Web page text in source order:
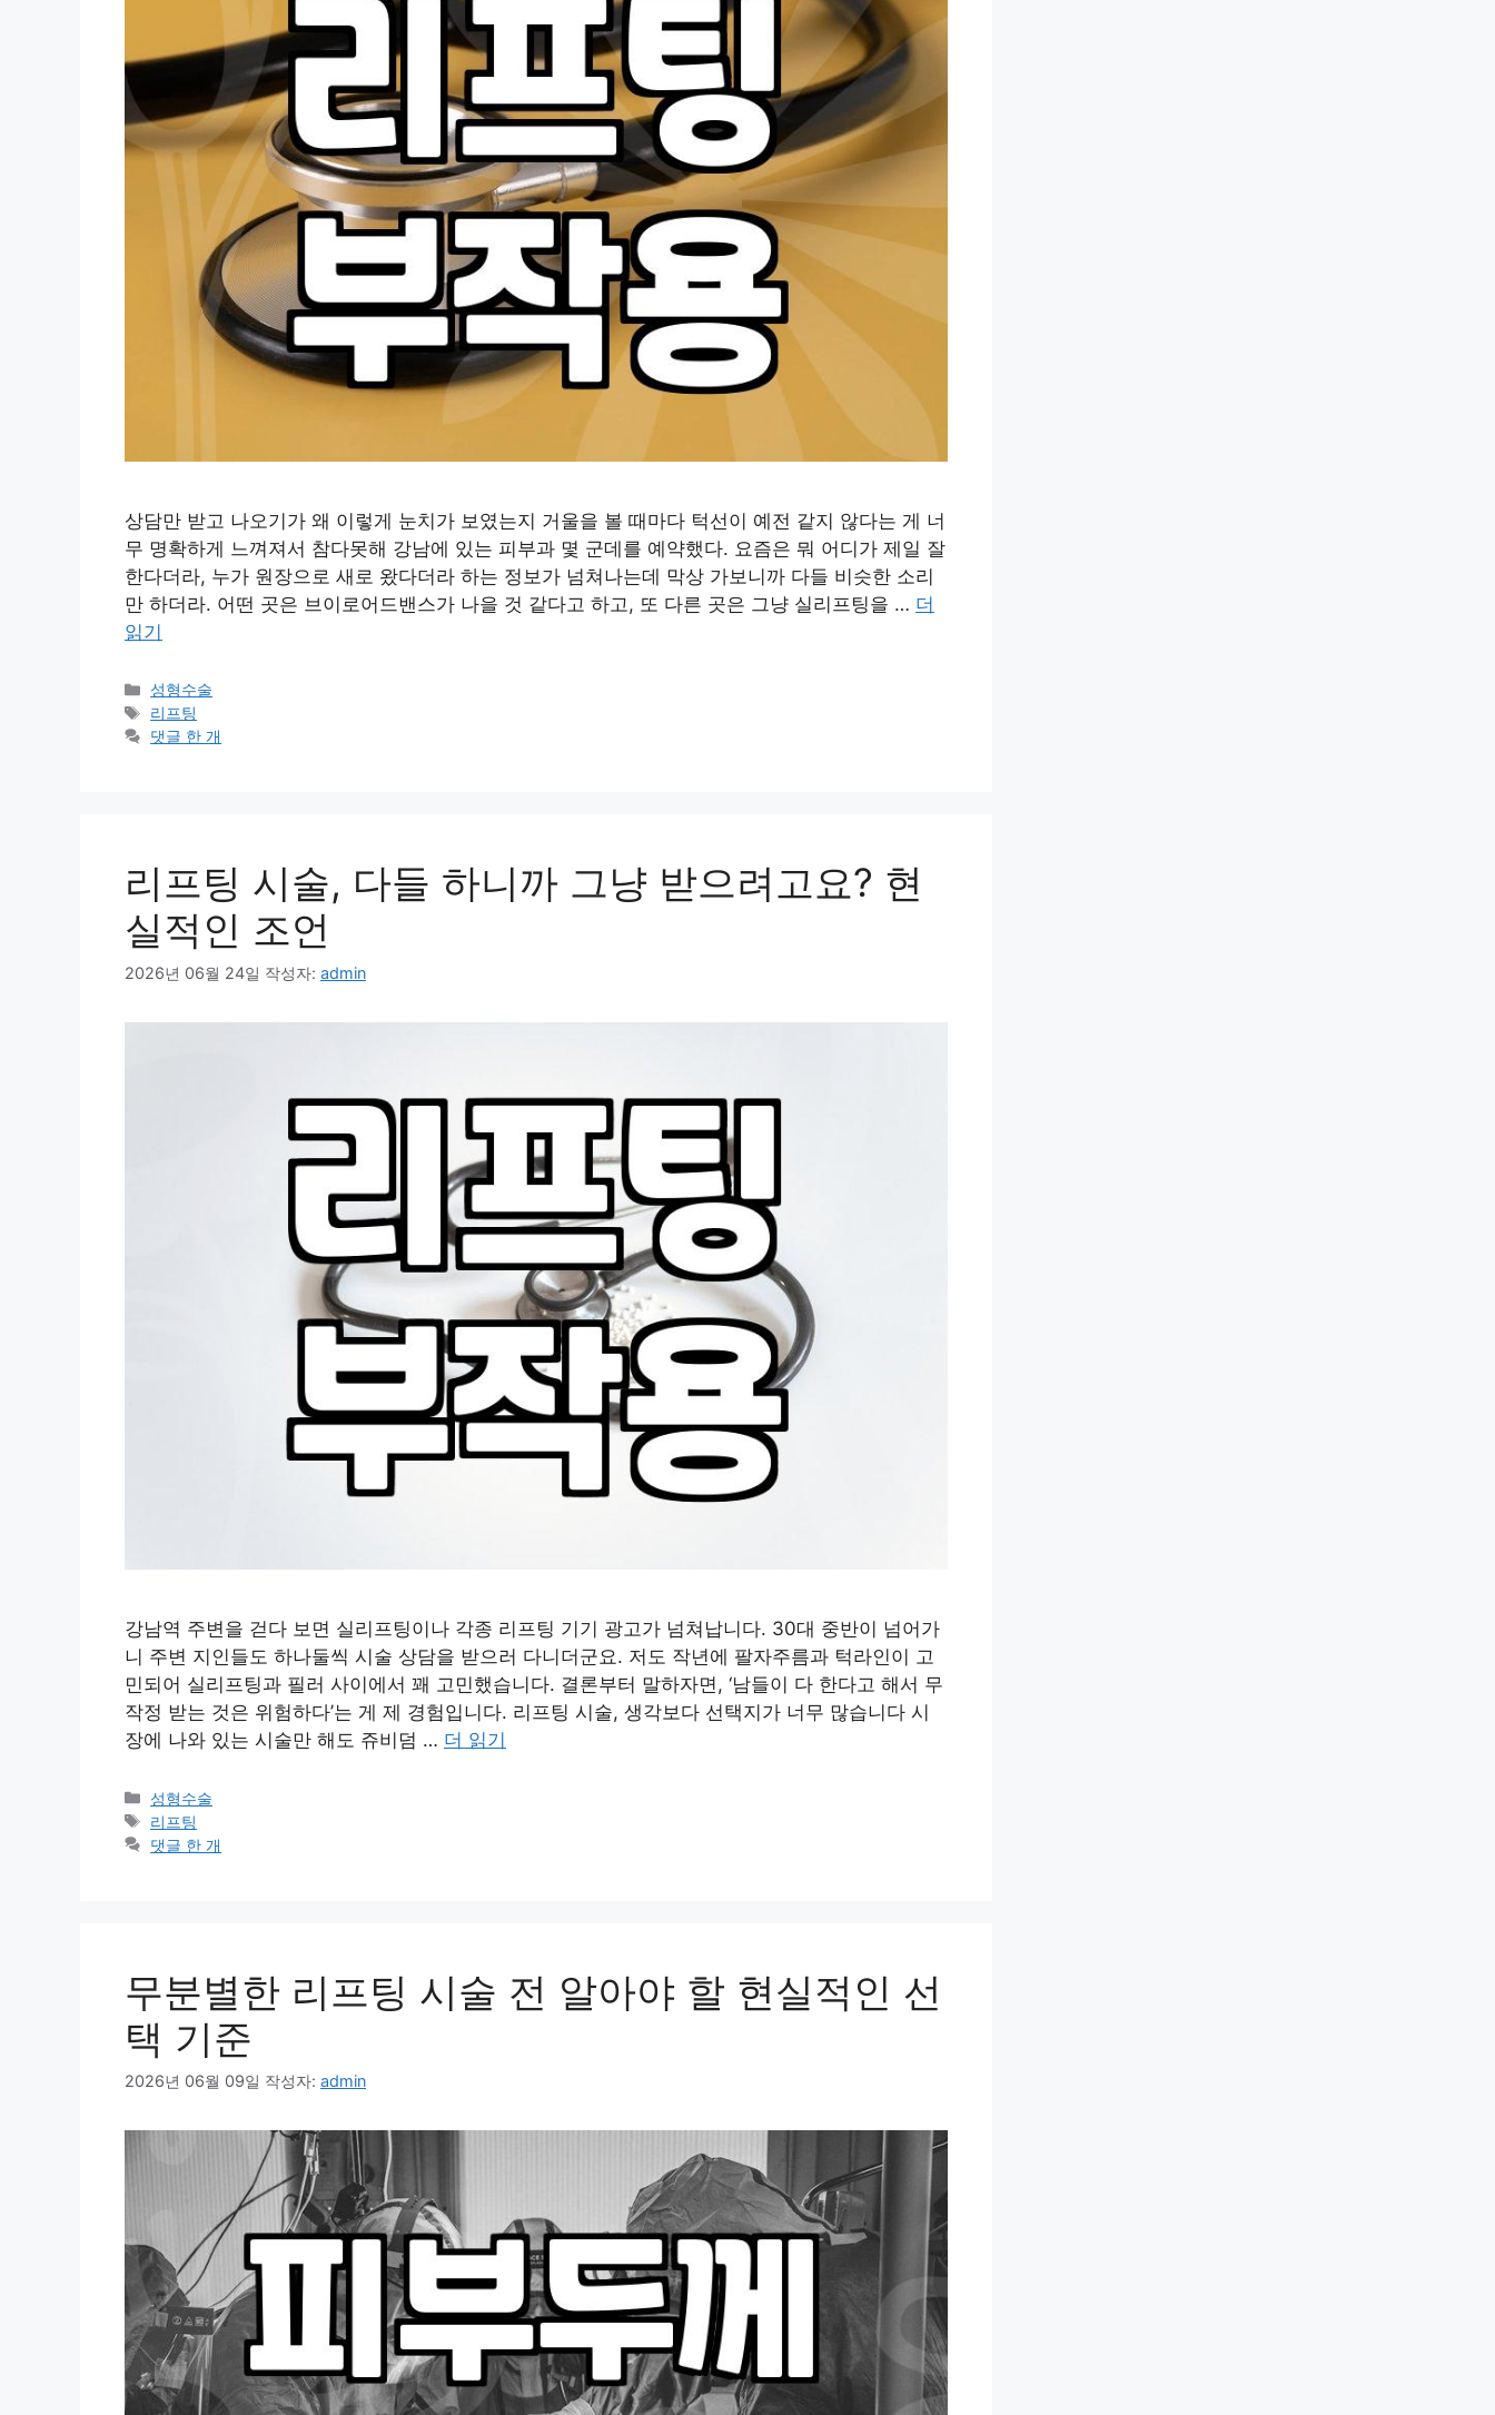
상담만 받고 나오기가 왜 이렇게 눈치가 보였는지 거울을 볼 때마다 턱선이 예전 같지 않다는 게 너
무 명확하게 느껴져서 참다못해 강남에 있는 피부과 몇 군데를 예약했다. 요즘은 뭐 어디가 제일 잘
한다더라, 누가 원장으로 새로 왔다더라 하는 정보가 넘쳐나는데 막상 가보니까 다들 비슷한 소리
만 하더라. 어떤 곳은 브이로어드밴스가 나을 것 같다고 하고, 또 다른 곳은 그냥 실리프팅을 … 더
읽기
카
테
고
성형수술
태
그
리프팅
댓글 한 개
리프팅 시술, 다들 하니까 그냥 받으려고요? 현
실적인 조언
2026년 06월 24일 작성자: admin
강남역 주변을 걷다 보면 실리프팅이나 각종 리프팅 기기 광고가 넘쳐납니다. 30대 중반이 넘어가
니 주변 지인들도 하나둘씩 시술 상담을 받으러 다니더군요. 저도 작년에 팔자주름과 턱라인이 고
민되어 실리프팅과 필러 사이에서 꽤 고민했습니다. 결론부터 말하자면, ‘남들이 다 한다고 해서 무
작정 받는 것은 위험하다’는 게 제 경험입니다. 리프팅 시술, 생각보다 선택지가 너무 많습니다 시
장에 나와 있는 시술만 해도 쥬비덤 … 더 읽기
카
테
고
성형수술
태
그
리프팅
댓글 한 개
무분별한 리프팅 시술 전 알아야 할 현실적인 선
택 기준
2026년 06월 09일 작성자: admin